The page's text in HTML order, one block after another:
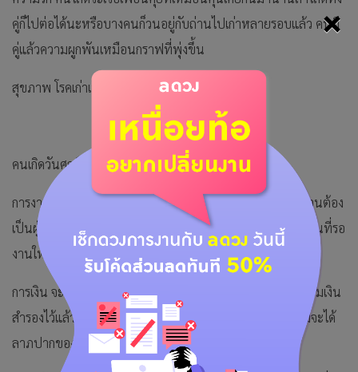
×
คู่ก็ไปต่อได้นะหรือบางคนก็วนอยู่กับถ่านไปเก่าหลายรอบแล้ว คนมี
คู่แล้วความผูกพันเหมือนกราฟที่พุ่งขึ้น
สุขภาพ โรคเก่าเป็นๆหายๆ โรคย้ำคิดย้ำทำ
คนเกิดวันศุกร์
การงาน จะเด่นในเรื่องการทุ่มเททำงานเพื่อคนหมู่มากหรือท่านต้อง
เป็นผู้เสียสละส่วยตัวเพื่อให้องค์กรขับเคลื่อนเดินหน้าไปได้ ท่านที่รอ
งานใหม่จะมีอุปสรรคบางอย่างเกิดขึ้น
การเงิน จะหนักไปทางชิม ช้อป ใช้ตามเทศกาลซึ่งท่านได้เตรียมเงิน
สำรองไว้แล้วจึงยังไม่เกิดปัญหา จะได้ซื้อของแพงเข้าบางแถมจะได้
ลาภปากของฝาก ของกินระวังน้ำหนักตัวจะขึ้นง่าย